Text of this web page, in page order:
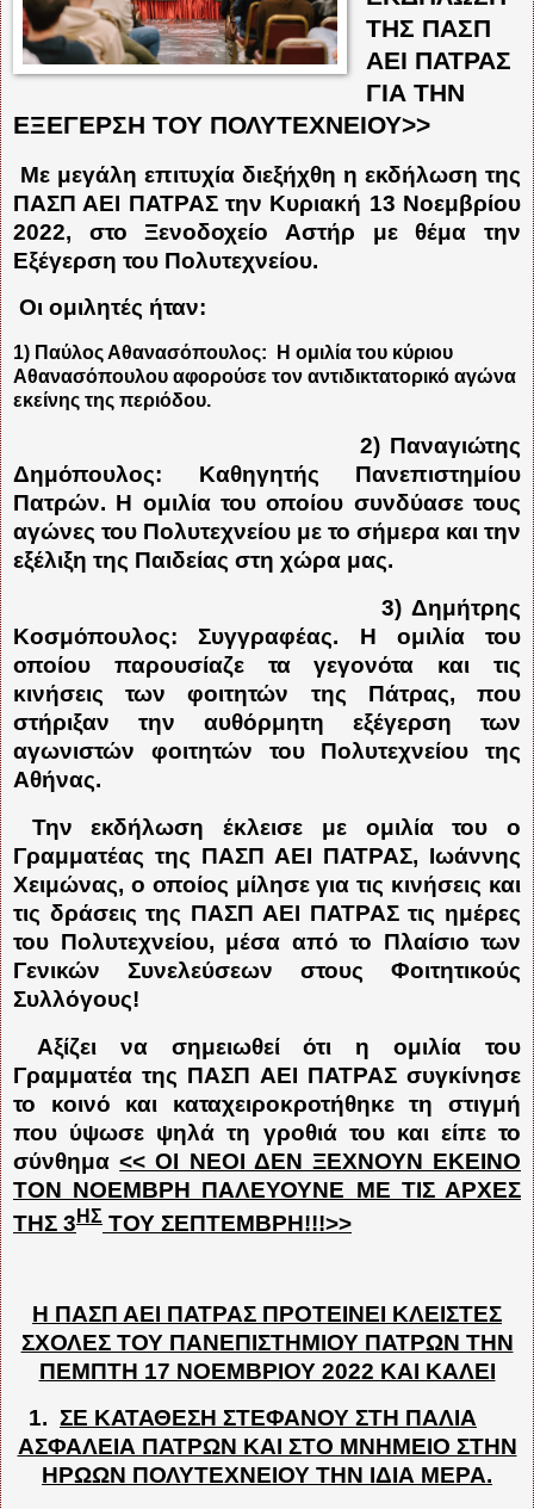
ΤΗΣ ΠΑΣΠ
ΑΕΙ ΠΑΤΡΑΣ
ΓΙΑ ΤΗΝ
ΕΞΕΓΕΡΣΗ ΤΟΥ ΠΟΛΥΤΕΧΝΕΙΟΥ>>
Με μεγάλη επιτυχία διεξήχθη η εκδήλωση της
ΠΑΣΠ ΑΕΙ ΠΑΤΡΑΣ την Κυριακή 13 Νοεμβρίου
2022, στο Ξενοδοχείο Αστήρ με θέμα την
Εξέγερση του Πολυτεχνείου.
Οι ομιλητές ήταν:
1) Παύλος Αθανασόπουλος:
Η ομιλία του κύριου
Αθανασόπουλου αφορούσε τον αντιδικτατορικό αγώνα
εκείνης της περιόδου.
2) Παναγιώτης
Δημόπουλος: Καθηγητής Πανεπιστημίου
Πατρών. Η ομιλία του οποίου συνδύασε τους
αγώνες του Πολυτεχνείου με το σήμερα και την
εξέλιξη της Παιδείας στη χώρα μας.
3) Δημήτρης
Κοσμόπουλος: Συγγραφέας. Η ομιλία του
οποίου παρουσίαζε τα γεγονότα και τις
κινήσεις των φοιτητών της Πάτρας, που
στήριξαν την αυθόρμητη εξέγερση των
αγωνιστών φοιτητών του Πολυτεχνείου της
Αθήνας.
Την εκδήλωση έκλεισε με ομιλία του ο
Γραμματέας της ΠΑΣΠ ΑΕΙ ΠΑΤΡΑΣ, Ιωάννης
Χειμώνας, ο οποίος μίλησε για τις κινήσεις και
τις δράσεις της ΠΑΣΠ ΑΕΙ ΠΑΤΡΑΣ τις ημέρες
του Πολυτεχνείου, μέσα από το Πλαίσιο των
Γενικών Συνελεύσεων στους Φοιτητικούς
Συλλόγους!
Αξίζει να σημειωθεί ότι η ομιλία του
Γραμματέα της ΠΑΣΠ ΑΕΙ ΠΑΤΡΑΣ συγκίνησε
το κοινό και καταχειροκροτήθηκε τη στιγμή
που ύψωσε ψηλά τη γροθιά του και είπε το
σύνθημα<< ΟΙ ΝΕΟΙ ΔΕΝ ΞΕΧΝΟΥΝ ΕΚΕΙΝΟ
ΤΟΝ ΝΟΕΜΒΡΗ ΠΑΛΕΥΟΥΝΕ ΜΕ ΤΙΣ ΑΡΧΕΣ
ΤΗΣ 3 ΗΣ ΤΟΥ ΣΕΠΤΕΜΒΡΗ!!!>>
Η ΠΑΣΠ ΑΕΙ ΠΑΤΡΑΣ ΠΡΟΤΕΙΝΕΙ ΚΛΕΙΣΤΕΣ
ΣΧΟΛΕΣ ΤΟΥ ΠΑΝΕΠΙΣΤΗΜΙΟΥ ΠΑΤΡΩΝ ΤΗΝ
ΠΕΜΠΤΗ 17 ΝΟΕΜΒΡΙΟΥ 2022 ΚΑΙ ΚΑΛΕΙ
1. ΣΕ ΚΑΤΑΘΕΣΗ ΣΤΕΦΑΝΟΥ ΣΤΗ ΠΑΛΙΑ
ΑΣΦΑΛΕΙΑ ΠΑΤΡΩΝ ΚΑΙ ΣΤΟ ΜΝΗΜΕΙΟ ΣΤΗΝ
ΗΡΩΩΝ ΠΟΛΥΤΕΧΝΕΙΟΥ ΤΗΝ ΙΔΙΑ ΜΕΡΑ.